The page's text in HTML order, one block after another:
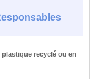
recyclé ou en